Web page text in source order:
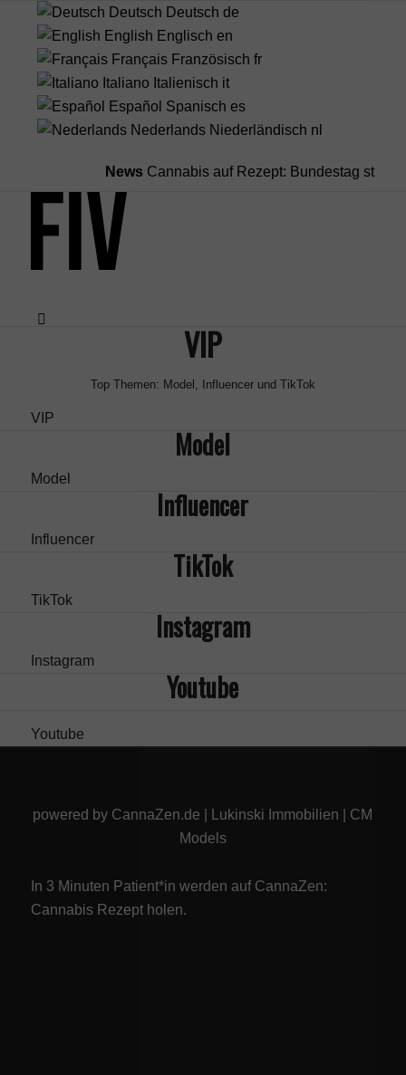
Deutsch Deutsch de
English Englisch en
Français Französisch fr
Italiano Italienisch it
Español Spanisch es
Nederlands Niederländisch nl
News Cannabis auf Rezept: Bundestag streicht
VIP
Top Themen: Model , Influencerund TikTok
VIP
Model
Model
Influencer
Influencer
TikTok
TikTok
Instagram
Instagram
Youtube
Youtube
powered by CannaZen.de Lukinski Immobilien
CM
Models
In 3 Minuten Patient*in werden auf CannaZen:
Cannabis Rezeptholen.